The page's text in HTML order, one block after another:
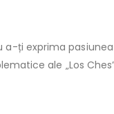
ți exprima
ale „Los